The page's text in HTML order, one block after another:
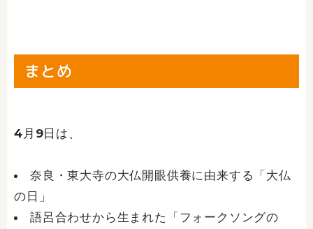
まとめ
4月9日は、
奈良・東大寺の大仏開眼供養に由来する「大仏
の日」
語呂合わせから生まれた「フォークソングの